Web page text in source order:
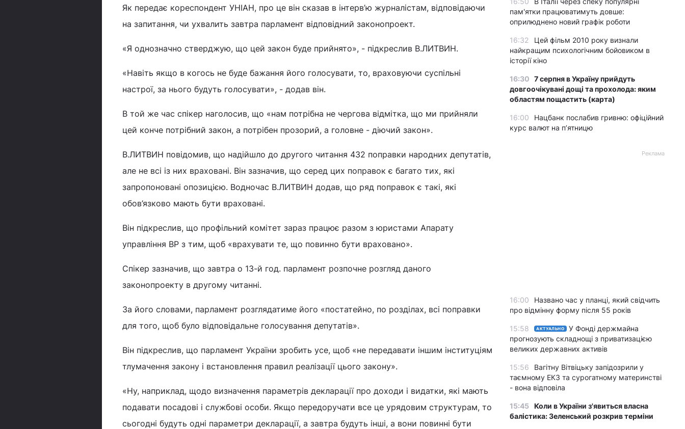
Як передає кореспондент УНІАН, про це він сказав в інтерв’ю журналістам, відповідаючи
на запитання, чи ухвалить завтра парламент відповідний законопроект.
«Я однозначно стверджую, що цей закон буде прийнято», - підкреслив В.ЛИТВИН.
«Навіть якщо в когось не буде бажання його голосувати, то, враховуючи суспільні
настрої, за нього будуть голосувати», - додав він.
В той же час спікер наголосив, що «нам потрібна не чергова відмітка, що ми прийняли
цей конче потрібний закон, а потрібен прозорий, а головне - діючий закон».
В.ЛИТВИН повідомив, що надійшло до другого читання 432 поправки народних депутатів,
але не всі із них враховані. Він зазначив, що серед цих поправок є багато тих, які
запропоновані опозицією. Водночас В.ЛИТВИН додав, що ряд поправок є такі, які
обов’язково мають бути враховані.
Він підкреслив, що профільний комітет зараз працює разом з юристами Апарату
управління ВР з тим, щоб «врахувати те, що повинно бути враховано».
Спікер зазначив, що завтра о 13-й год. парламент розпочне розгляд даного
законопроекту в другому читанні.
За його словами, парламент розглядатиме його «постатейно, по розділах, всі поправки
для того, щоб було відповідальне голосування депутатів».
Він підкреслив, що парламент України зробить усе, щоб «не передавати іншим інституціям
тлумачення закону і встановлення правил реалізації цього закону».
«Ну, наприклад, щодо визначення параметрів декларації про доходи і видатки, які мають
подавати посадові і службові особи. Якщо передоручати все це урядовим структурам, то
сьогодні будуть одні параметри декларації, а завтра будуть інші, а вони повинні бути
пам'ятки працюватимуть довше:
оприлюднено новий графік роботи
16:32
Цей фільм 2010 року визнали
найкращим психологічним бойовиком в
історії кіно
16:30 7 серпня в Україну прийдуть
довгоочікувані дощі та прохолода: яким
областям пощастить (карта)
16:00
Нацбанк послабив гривню: офіційний
курс валют на п’ятницю
Реклама
16:00
Названо час у планці, який свідчить
про відмінну форму після 55 років
15:58 АКТУАЛЬНО
У Фонді держмайна
прогнозують складнощі з приватизацією
великих державних активів
15:56
Вагітну Вітвіцьку запідозрили у
таємному ЕКЗ та сурогатному материнстві
- вона відповіла
15:45 Коли в України з'явиться власна
балістика: Зеленський розкрив терміни